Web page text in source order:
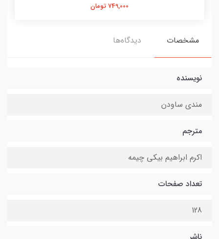
749,000 تومان
مشخصات دیدگاه‌ها
نویسنده
مندی ساودن
مترجم
اکرم ابراهیم بیکی چیمه
تعداد صفحات
128